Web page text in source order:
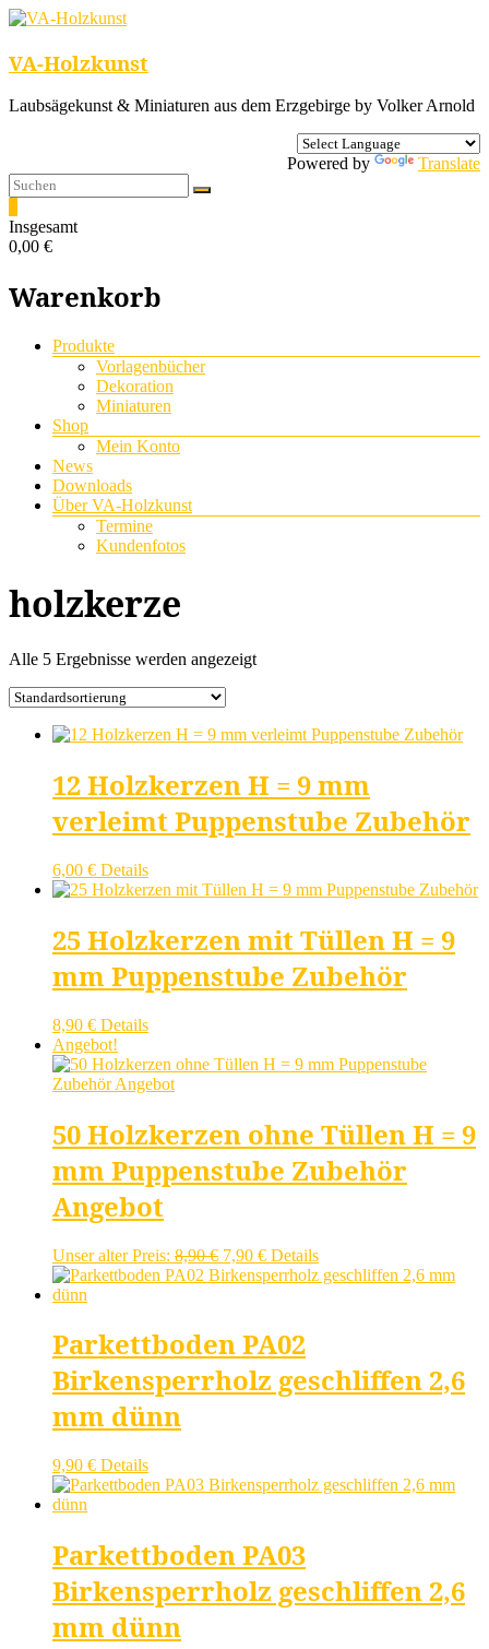
VA-Holzkunst
Laubsägekunst & Miniaturen aus dem Erzgebirge by Volker Arnold
Powered by Translate
Insgesamt
0,00 €
Warenkorb
Menü
Produkte
Vorlagenbücher
Dekoration
Miniaturen
Shop
Mein Konto
News
Downloads
Über VA-Holzkunst
Termine
Kundenfotos
holzkerze
Alle 5 Ergebnisse werden angezeigt
12 Holzkerzen H = 9 mm
verleimt Puppenstube Zubehör
6,00 € Details
25 Holzkerzen mit Tüllen H = 9
mm Puppenstube Zubehör
8,90 € Details
Angebot!
50 Holzkerzen ohne Tüllen H = 9
mm Puppenstube Zubehör
Angebot
Unser alter Preis: 8,90€ Ursprünglicher
Preis
7,90 €Aktueller
Preis
Details
Parkettboden PA02
Birkensperrholz geschliffen 2,6
mm dünn
9,90 € Details
Parkettboden PA03
Birkensperrholz geschliffen 2,6
mm dünn